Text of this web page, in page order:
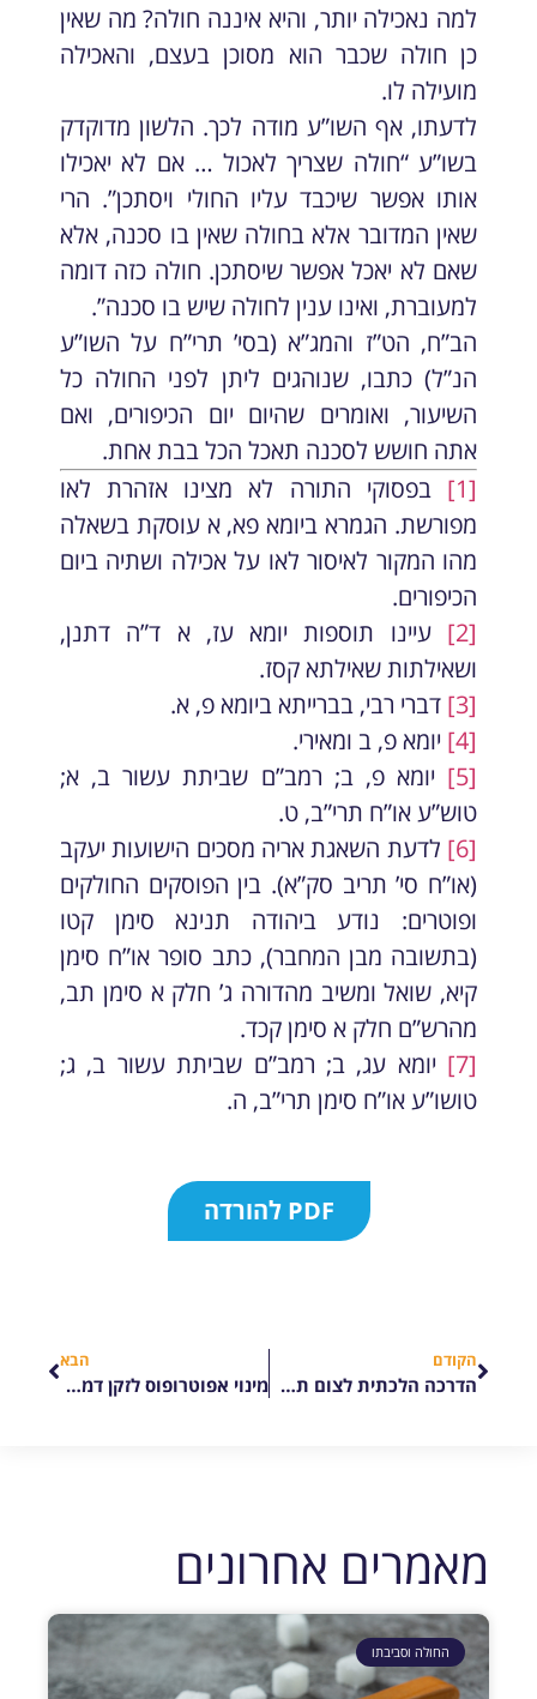
למה נאכילה יותר, והיא איננה חולה? מה שאין
כן חולה שכבר הוא מסוכן בעצם, והאכילה
מועילה לו.
לדעתו, אף השו”ע מודה לכך. הלשון מדוקדק
בשו”ע “חולה שצריך לאכול … אם לא יאכילו
אותו אפשר שיכבד עליו החולי ויסתכן”. הרי
שאין המדובר אלא בחולה שאין בו סכנה, אלא
שאם לא יאכל אפשר שיסתכן. חולה כזה דומה
למעוברת, ואינו ענין לחולה שיש בו סכנה”.
הב”ח, הט”ז והמג”א (בסי’ תרי”ח על השו”ע
הנ”ל) כתבו, שנוהגים ליתן לפני החולה כל
השיעור, ואומרים שהיום יום הכיפורים, ואם
אתה חושש לסכנה תאכל הכל בבת אחת.
[1]
בפסוקי התורה לא מצינו אזהרת לאו
מפורשת. הגמרא ביומא פא, א עוסקת בשאלה
מהו המקור לאיסור לאו על אכילה ושתיה ביום
הכיפורים.
[2]
עיינו תוספות יומא עז, א ד”ה דתנן,
ושאילתות שאילתא קסז.
[3]
דברי רבי, בברייתא ביומא פ, א.
[4]
יומא פ, ב ומאירי.
[5]
יומא פ, ב; רמב”ם שביתת עשור ב, א;
טוש”ע או”ח תרי”ב, ט.
[6]
לדעת השאגת אריה מסכים הישועות יעקב
(או”ח סי’ תריב סק”א). בין הפוסקים החולקים
ופוטרים: נודע ביהודה תנינא סימן קטו
(בתשובה מבן המחבר), כתב סופר או”ח סימן
קיא, שואל ומשיב מהדורה ג’ חלק א סימן תב,
מהרש”ם חלק א סימן קכד.
[7]
יומא עג, ב; רמב”ם שביתת עשור ב, ג;
טושו”ע או”ח סימן תרי”ב, ה.
PDF להורדה
הקודם
הדרכה הלכתית לצום תענית אסתר לחולים, קשישים, מעוברות ומניקות
הבא
מינוי אפוטרופוס לזקן דמנטי או לחולה המחוסר הכרה
מאמרים אחרונים
החולה וסביבתו